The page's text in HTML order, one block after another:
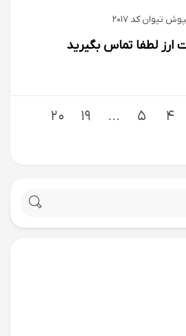
تیوان كد 2017
ارز لطفا تماس بگیرید
4
5
…
19
20